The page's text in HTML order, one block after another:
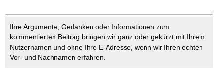
Ihre Argumente, Gedanken oder Informationen zum
kommentierten Beitrag bringen wir ganz oder gekürzt mit Ihrem
Nutzernamen und ohne Ihre E-Adresse, wenn wir Ihren echten
Vor- und Nachnamen erfahren.